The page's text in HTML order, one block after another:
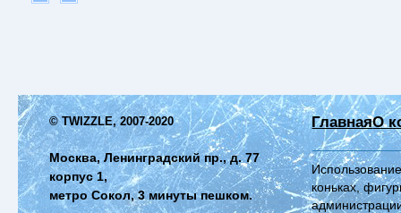
© TWIZZLE, 2007-2020
Москва, Ленинградский пр., д. 77
корпус 1,
метро Сокол, 3 минуты пешком.
ГлавнаяО
коньках,